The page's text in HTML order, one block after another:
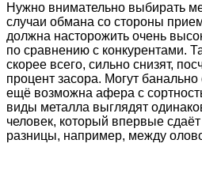
Нужно внимательно выбирать
случаи обмана со стороны
должна насторожить очень
по сравнению с конкурентами.
скорее всего, сильно снизят,
процент засора. Могут
ещё возможна афера с
виды металла выглядят
человек, который впервые
разницы, например, между